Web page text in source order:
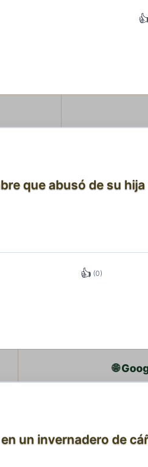
👍
que abusó de su
👍 (0)
🌐
un invernadero de